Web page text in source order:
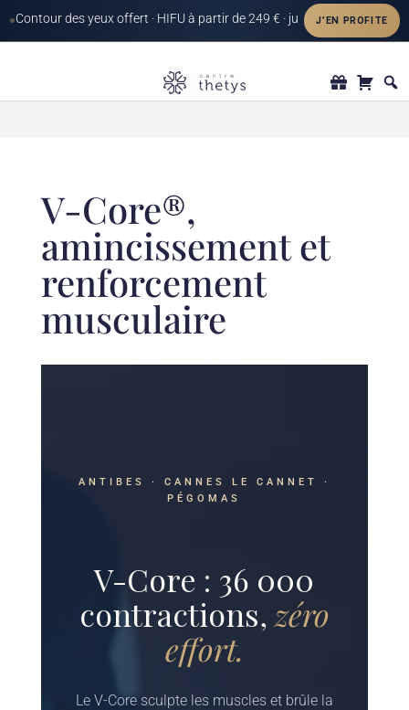
V-Core®,
amincissement et
renforcement
musculaire
ANTIBES · CANNES LE CANNET ·
PÉGOMAS
V-Core : 36 000
contractions, zéro
effort.
Le V-Core sculpte les muscles et brûle la